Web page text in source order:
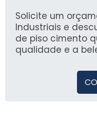
experiência
soluções
necessidades.
Solicite um
Industriais e
de piso cimento
qualidade e a